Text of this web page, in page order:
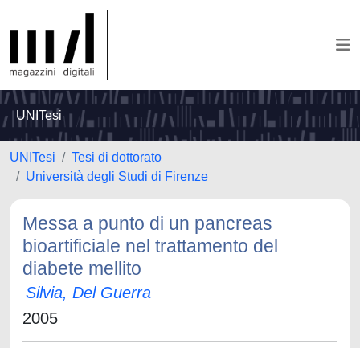
UNITesi
UNITesi
Tesi di dottorato
Università degli Studi di Firenze
Messa a punto di un pancreas
bioartificiale nel trattamento del
diabete mellito
Silvia, Del Guerra
2005